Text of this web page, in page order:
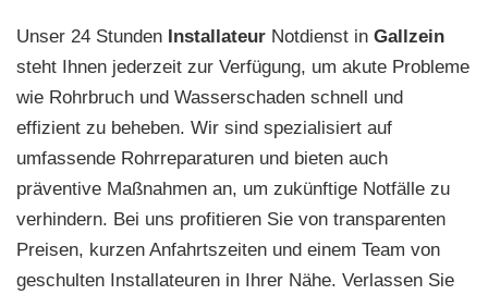
Unser 24 Stunden Installateur Notdienst in Gallzein
steht Ihnen jederzeit zur Verfügung, um akute Probleme
wie Rohrbruch und Wasserschaden schnell und
effizient zu beheben. Wir sind spezialisiert auf
umfassende Rohrreparaturen und bieten auch
präventive Maßnahmen an, um zukünftige Notfälle zu
verhindern. Bei uns profitieren Sie von transparenten
Preisen, kurzen Anfahrtszeiten und einem Team von
geschulten Installateuren in Ihrer Nähe. Verlassen Sie